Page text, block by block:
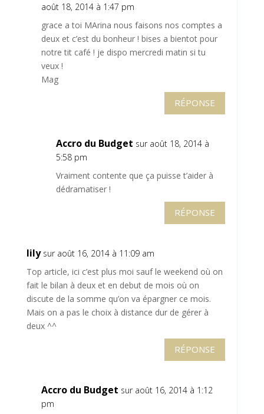
août 18, 2014 à 1:47 pm
grace a toi MArina nous faisons nos comptes a
deux et c’est du bonheur ! bises a bientot pour
notre tit café ! je dispo mercredi matin si tu
veux !
Mag
RÉPONSE
Accro du Budget sur août 18, 2014 à
5:58 pm
Vraiment contente que ça puisse t’aider à
dédramatiser !
RÉPONSE
lily sur août 16, 2014 à 11:09 am
Top article, ici c’est plus moi sauf le weekend où on
fait le bilan à deux et en debut de mois où on
discute de la somme qu’on va épargner ce mois.
Mais on a pas le choix à distance dur de gérer à
deux ^^
RÉPONSE
Accro du Budget sur août 16, 2014 à 1:12
pm